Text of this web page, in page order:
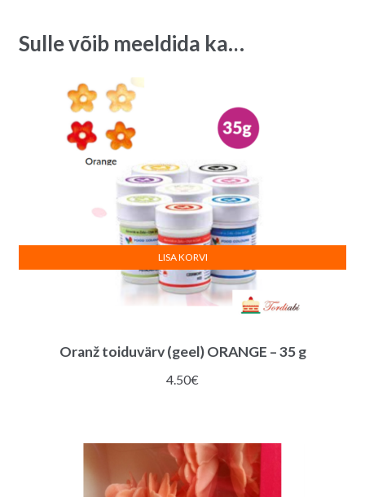
quantity
e
Sulle võib meeldida ka…
Oranž toiduvärv (geel) ORANGE – 35 g
4.50€
LISA KORVI